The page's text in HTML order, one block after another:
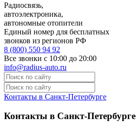
Радиосвязь,
автоэлектроника,
автономные отопители
Единый номер для бесплатных
звонков из регионов РФ
8 (800) 550 94 92
Все звонки с 10:00 до 20:00
info@radius-auto.ru
Контакты в Санкт-Петербурге
Контакты в Санкт-Петербурге